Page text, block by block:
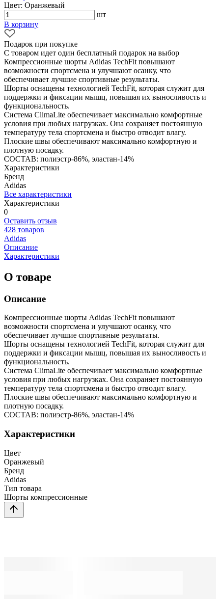
Цвет: Оранжевый
шт
В корзину
Подарок при покупке
С товаром идет один бесплатный подарок на выбор
Компрессионные шорты Adidas TechFit повышают
возможности спортсмена и улучшают осанку, что
обеспечивает лучшие спортивные результаты.
Шорты оснащены технологией TechFit, которая служит для
поддержки и фиксации мышц, повышая их выносливость и
функциональность.
Система ClimaLite обеспечивает максимально комфортные
условия при любых нагрузках. Она сохраняет постоянную
температуру тела спортсмена и быстро отводит влагу.
Плоские швы обеспечивают максимально комфортную и
плотную посадку.
СОСТАВ: полиэстр-86%, эластан-14%
Характеристики
Бренд
Adidas
Все характеристики
Характеристики
0
Оставить отзыв
428 товаров
Adidas
Описание
Характеристики
О товаре
Описание
Компрессионные шорты Adidas TechFit повышают
возможности спортсмена и улучшают осанку, что
обеспечивает лучшие спортивные результаты.
Шорты оснащены технологией TechFit, которая служит для
поддержки и фиксации мышц, повышая их выносливость и
функциональность.
Система ClimaLite обеспечивает максимально комфортные
условия при любых нагрузках. Она сохраняет постоянную
температуру тела спортсмена и быстро отводит влагу.
Плоские швы обеспечивают максимально комфортную и
плотную посадку.
СОСТАВ: полиэстр-86%, эластан-14%
Характеристики
Цвет
Оранжевый
Бренд
Adidas
Тип товара
Шорты компрессионные